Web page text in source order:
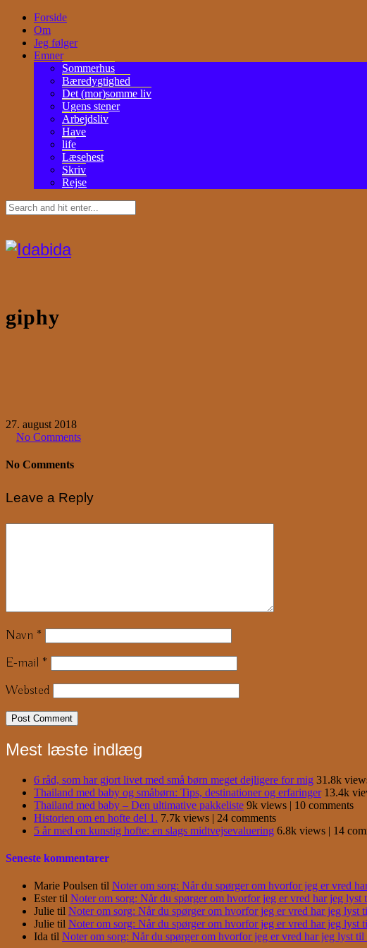
Forside
Om
Jeg følger
Emner
Sommerhus
Bæredygtighed
Det (mor)somme liv
Ugens stener
Arbejdsliv
Have
life
Læsehest
Skriv
Rejse
giphy
27. august 2018
No Comments
No Comments
Leave a Reply
Navn *
E-mail *
Websted
Mest læste indlæg
6 råd, som har gjort livet med små børn meget dejligere for mig 31.8k
Thailand med baby og småbørn: Tips, destinationer og erfaringer 13.4k
Thailand med baby – Den ultimative pakkeliste 9k views | 10 comments
Historien om en hofte del 1. 7.7k views | 24 comments
5 år med en kunstig hofte: en slags midtvejsevaluering 6.8k views | 14
Seneste kommentarer
Marie Poulsen til Noter om sorg: Når du spørger om hvorfor jeg er vred
Estertil Noter om sorg: Når du spørger om hvorfor jeg er vred har jeg lyst
Julie til Noter om sorg: Når du spørger om hvorfor jeg er vred har jeg lyst
Julie til Noter om sorg: Når du spørger om hvorfor jeg er vred har jeg lyst
Ida til Noter om sorg: Når du spørger om hvorfor jeg er vred har jeg lyst til